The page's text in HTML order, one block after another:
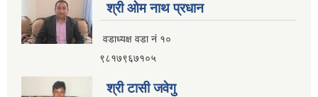
श्री ओम नाथ प्रधान
वडाध्यक्ष वडा नं १०
९८१७९६७१०५
श्री टासी जवेगु